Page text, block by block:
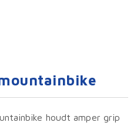
houdt amper grip